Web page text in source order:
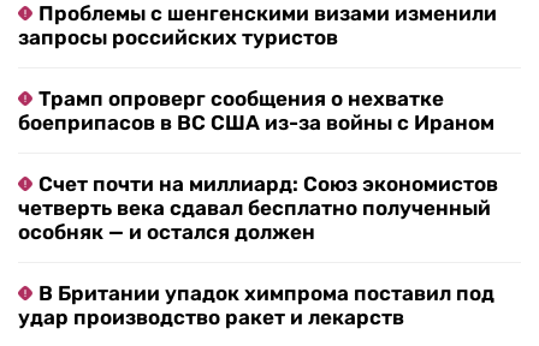
Проблемы с шенгенскими визами изменили
запросы российских туристов
Трамп опроверг сообщения о нехватке
боеприпасов в ВС США из-за войны с Ираном
Счет почти на миллиард: Союз экономистов
четверть века сдавал бесплатно полученный
особняк — и остался должен
В Британии упадок химпрома поставил под
удар производство ракет и лекарств